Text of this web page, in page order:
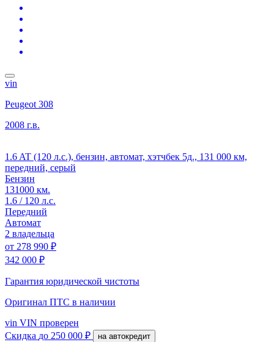
vin
Peugeot 308
2008 г.в.
1.6 AT (120 л.с.), бензин, автомат, хэтчбек 5д., 131 000 км,
передний, серый
Бензин
131000 км.
1.6 / 120 л.с.
Передний
Автомат
2 владельца
от 278 990 ₽
342 000 ₽
Гарантия юридической чистоты
Оригинал ПТС в наличии
vin VIN проверен
Скидка до 250 000 ₽ на автокредит